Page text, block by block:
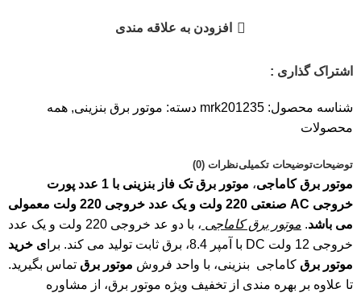
افزودن به علاقه مندی
اشتراک گذاری :
شناسه محصول: mrk201235 دسته: موتور برق بنزینی, همه
محصولات
توضیحاتتوضیحات تکمیلینظرات (0)
موتور برق کاماجی، موتور برق تک فاز بنزینی
با 1 عدد پورت
خروجی AC صنعتی 220 ولت و یک عدد خروجی 220 ولت معمولی
می باشد. موتور برق کاماجی
، با دو عد خروجی 220 ولت و یک عدد
خروجی 12 ولت DC با آمپر 8.4، برق ثابت تولید می کند. برا
ی خرید
موتور برق کاماجی بنزینی، با واحد فروش موتور برق تماس بگیرید.
تا علاوه بر بهره مندی از تخفیف ویژه موتور برق، از مشاوره